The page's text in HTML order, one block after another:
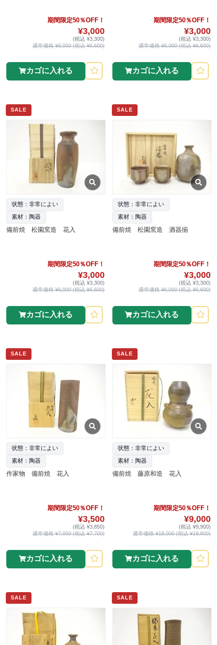
期間限定50％OFF！
¥3,000
(税込 ¥3,300)
通常価格 ¥6,000 (税込 ¥6,600)
カゴに入れる
期間限定50％OFF！
¥3,000
(税込 ¥3,300)
通常価格 ¥6,000 (税込 ¥6,600)
カゴに入れる
SALE
状態：非常によい
素材：陶器
備前焼 松園窯造 花入
期間限定50％OFF！
¥3,000
(税込 ¥3,300)
通常価格 ¥6,000 (税込 ¥6,600)
カゴに入れる
SALE
状態：非常によい
素材：陶器
備前焼 松園窯造 酒器揃
期間限定50％OFF！
¥3,000
(税込 ¥3,300)
通常価格 ¥6,000 (税込 ¥6,600)
カゴに入れる
SALE
状態：非常によい
素材：陶器
作家物 備前焼 花入
期間限定50％OFF！
¥3,500
(税込 ¥3,850)
通常価格 ¥7,000 (税込 ¥7,700)
カゴに入れる
SALE
状態：非常によい
素材：陶器
備前焼 藤原和造 花入
期間限定50％OFF！
¥9,000
(税込 ¥9,900)
通常価格 ¥18,000 (税込 ¥19,800)
カゴに入れる
SALE SALE